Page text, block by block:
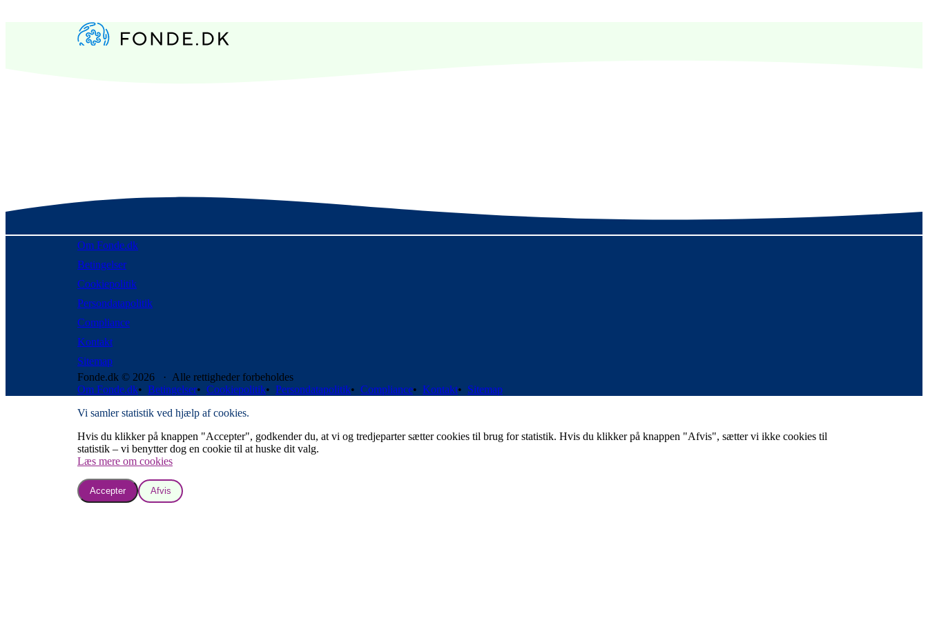
Om Fonde.dk
Betingelser
Cookiepolitik
Persondatapolitik
Compliance
Kontakt
Sitemap
Fonde.dk © 2026 · Alle rettigheder forbeholdes
Om Fonde.dk• Betingelser• Cookiepolitik• Persondatapolitik• Compliance• Kontakt• Sitemap
Vi samler statistik ved hjælp af cookies.
Hvis du klikker på knappen "Accepter", godkender du, at vi og tredjeparter sætter cookies til brug for statistik. Hvis du klikker på knappen "Afvis", sætter vi ikke cookies til
statistik – vi benytter dog en cookie til at huske dit valg.
Læs mere om cookies
Accepter Afvis